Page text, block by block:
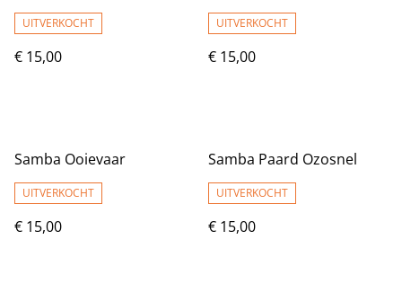
UITVERKOCHT
€ 15,00
UITVERKOCHT
€ 15,00
Samba Ooievaar
UITVERKOCHT
€ 15,00
Samba Paard Ozosnel
UITVERKOCHT
€ 15,00